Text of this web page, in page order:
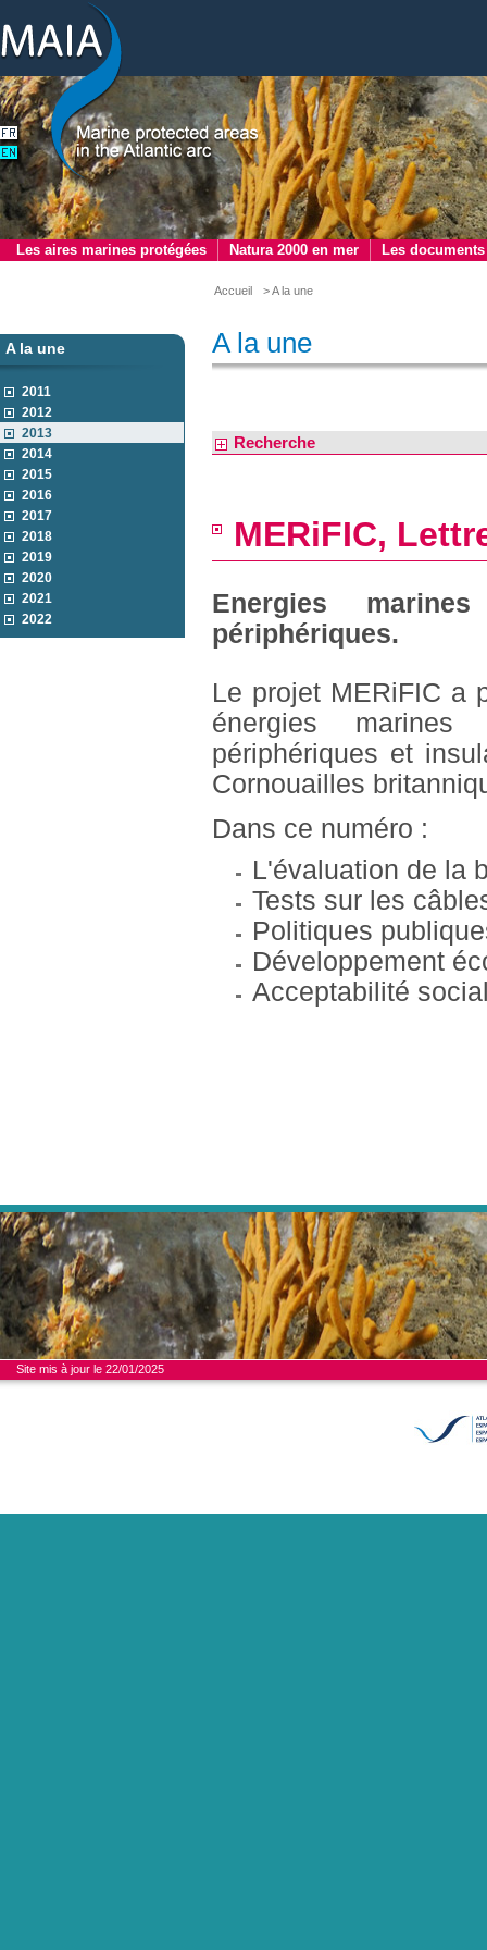
Les aires marines protégées Natura 2000 en mer Les documents
Accueil > A la une
A la une
2011
2012
2013
2014
2015
2016
2017
2018
2019
2020
2021
2022
A la une
Recherche
MERiFIC,
Energies
périphériques.
Le projet MERiFIC a
énergies marines
périphériques et
Cornouailles
Dans ce numéro :
L'évaluation de la
Tests sur les
Politiques
Développement
Acceptabilité
Site mis à jour le 22/01/2025